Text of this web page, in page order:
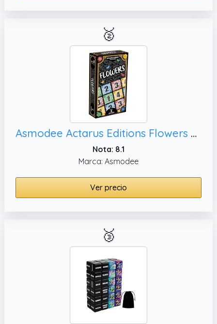
🥈
Asmodee Actarus Editions Flowers – Juegos de Mesa – Juegos de Cartas – Juego de niños, Adultos y Familia – De 7 años – 1 a 4 Jugadores – 20 min – Versión Francesa
Nota: 8.1
Marca: Asmodee
Ver precio
🥉